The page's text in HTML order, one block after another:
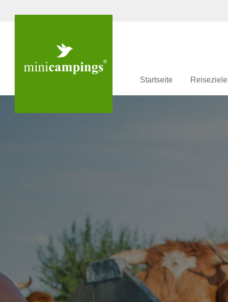
Startseite Reiseziele